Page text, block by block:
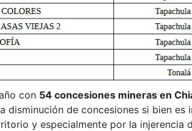
con 54 concesiones mineras en
disminución de concesiones si bien
y especialmente por la injerencia